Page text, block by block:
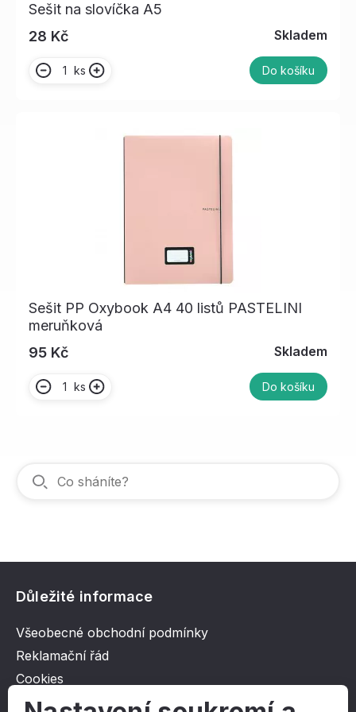
Sešit na slovíčka A5
28 Kč
Skladem
ks Do košíku
Sešit PP Oxybook A4 40 listů PASTELINI
meruňková
95 Kč
Skladem
ks Do košíku
Důležité informace
Všeobecné obchodní podmínky
Reklamační řád
Cookies
Ochrana osobních údajů